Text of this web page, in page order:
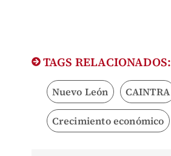
TAGS RELACIONADOS:
Nuevo León CAINTRA
Crecimiento económico